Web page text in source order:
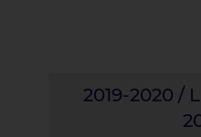
2019-2020 /